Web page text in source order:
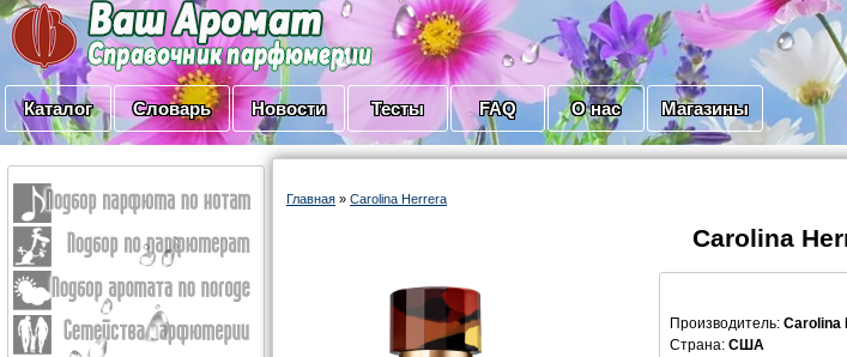
Каталог Словарь Новости Тесты FAQ О нас Магазины
Главная » Carolina Herrera
Carolina
Производитель: Carolina
Страна: США